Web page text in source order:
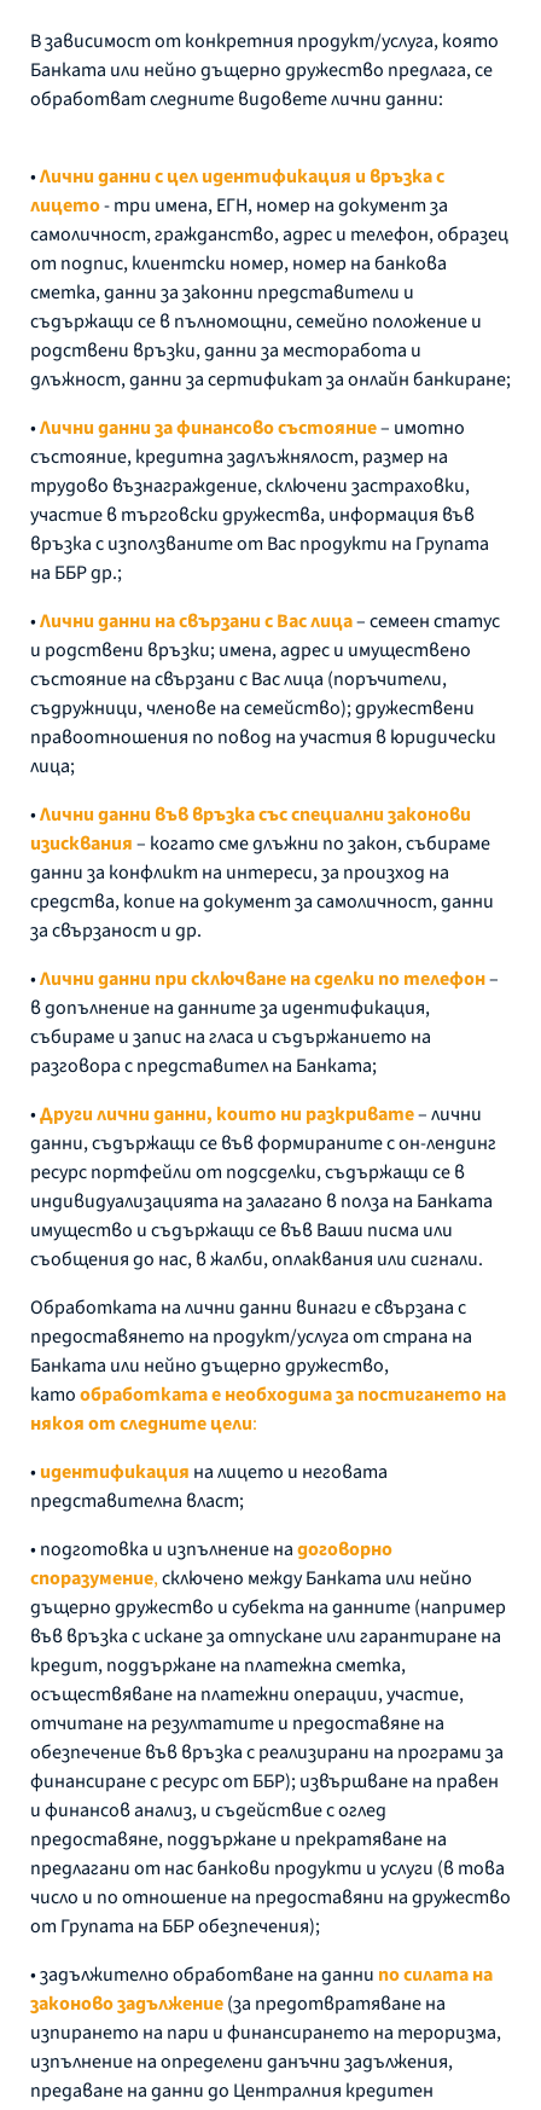
В зависимост от конкретния продукт/услуга, която
Банката или нейно дъщерно дружество предлага, се
обработват следните видовете лични данни:
•Лични данни с цел идентификация и връзка с
лицето- три имена, ЕГН, номер на документ за
самоличност, гражданство, адрес и телефон, образец
от подпис, клиентски номер, номер на банкова
сметка, данни за законни представители и
съдържащи се в пълномощни, семейно положение и
родствени връзки, данни за месторабота и
длъжност, данни за сертификат за онлайн банкиране;
•Лични данни за финансово състояние– имотно
състояние, кредитна задлъжнялост, размер на
трудово възнаграждение, сключени застраховки,
участие в търговски дружества, информация във
връзка с използваните от Вас продукти на Групата
на ББР др.;
•Лични данни на свързани с Вас лица– семеен статус
и родствени връзки; имена, адрес и имуществено
състояние на свързани с Вас лица (поръчители,
съдружници, членове на семейство); дружествени
правоотношения по повод на участия в юридически
лица;
•Лични данни във връзка със специални законови
изисквания– когато сме длъжни по закон, събираме
данни за конфликт на интереси, за произход на
средства, копие на документ за самоличност, данни
за свързаност и др.
•Лични данни при сключване на сделки по телефон–
в допълнение на данните за идентификация,
събираме и запис на гласа и съдържанието на
разговора с представител на Банката;
•Други лични данни, които ни разкривате– лични
данни, съдържащи се във формираните с он-лендинг
ресурс портфейли от подсделки, съдържащи се в
индивидуализацията на залагано в полза на Банката
имущество и съдържащи се във Ваши писма или
съобщения до нас, в жалби, оплаквания или сигнали.
Обработката на лични данни винаги е свързана с
предоставянето на продукт/услуга от страна на
Банката или нейно дъщерно дружество,
катообработката е необходима за постигането на
някоя от следните цели:
•идентификация на лицето и неговата
представителна власт;
• подготовка и изпълнение надоговорно
споразумение,сключено между Банката или нейно
дъщерно дружество и субекта на данните (например
във връзка с искане за отпускане или гарантиране на
кредит, поддържане на платежна сметка,
осъществяване на платежни операции, участие,
отчитане на резултатите и предоставяне на
обезпечение във връзка с реализирани на програми за
финансиране с ресурс от ББР); извършване на правен
и финансов анализ, и съдействие с оглед
предоставяне, поддържане и прекратяване на
предлагани от нас банкови продукти и услуги (в това
число и по отношение на предоставяни на дружество
от Групата на ББР обезпечения);
• задължително обработване на данни по силата на
законово задължение(за предотвратяване на
изпирането на пари и финансирането на тероризма,
изпълнение на определени данъчни задължения,
предаване на данни до Централния кредитен